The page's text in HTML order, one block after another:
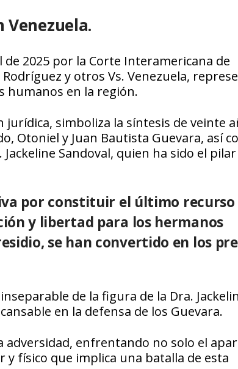
2025 por la Corte Interamericana de
y otros Vs. Venezuela,
humanos en la región.
simboliza la síntesis de veinte
Otoniel y Juan Bautista Guevara, así
Sandoval, quien ha sido el pilar
por constituir el último recurso
y libertad para los hermanos
se han convertido en los
de la figura de la Dra.
en la defensa de los Guevara.
adversidad, enfrentando no solo el
físico que implica una batalla de esta